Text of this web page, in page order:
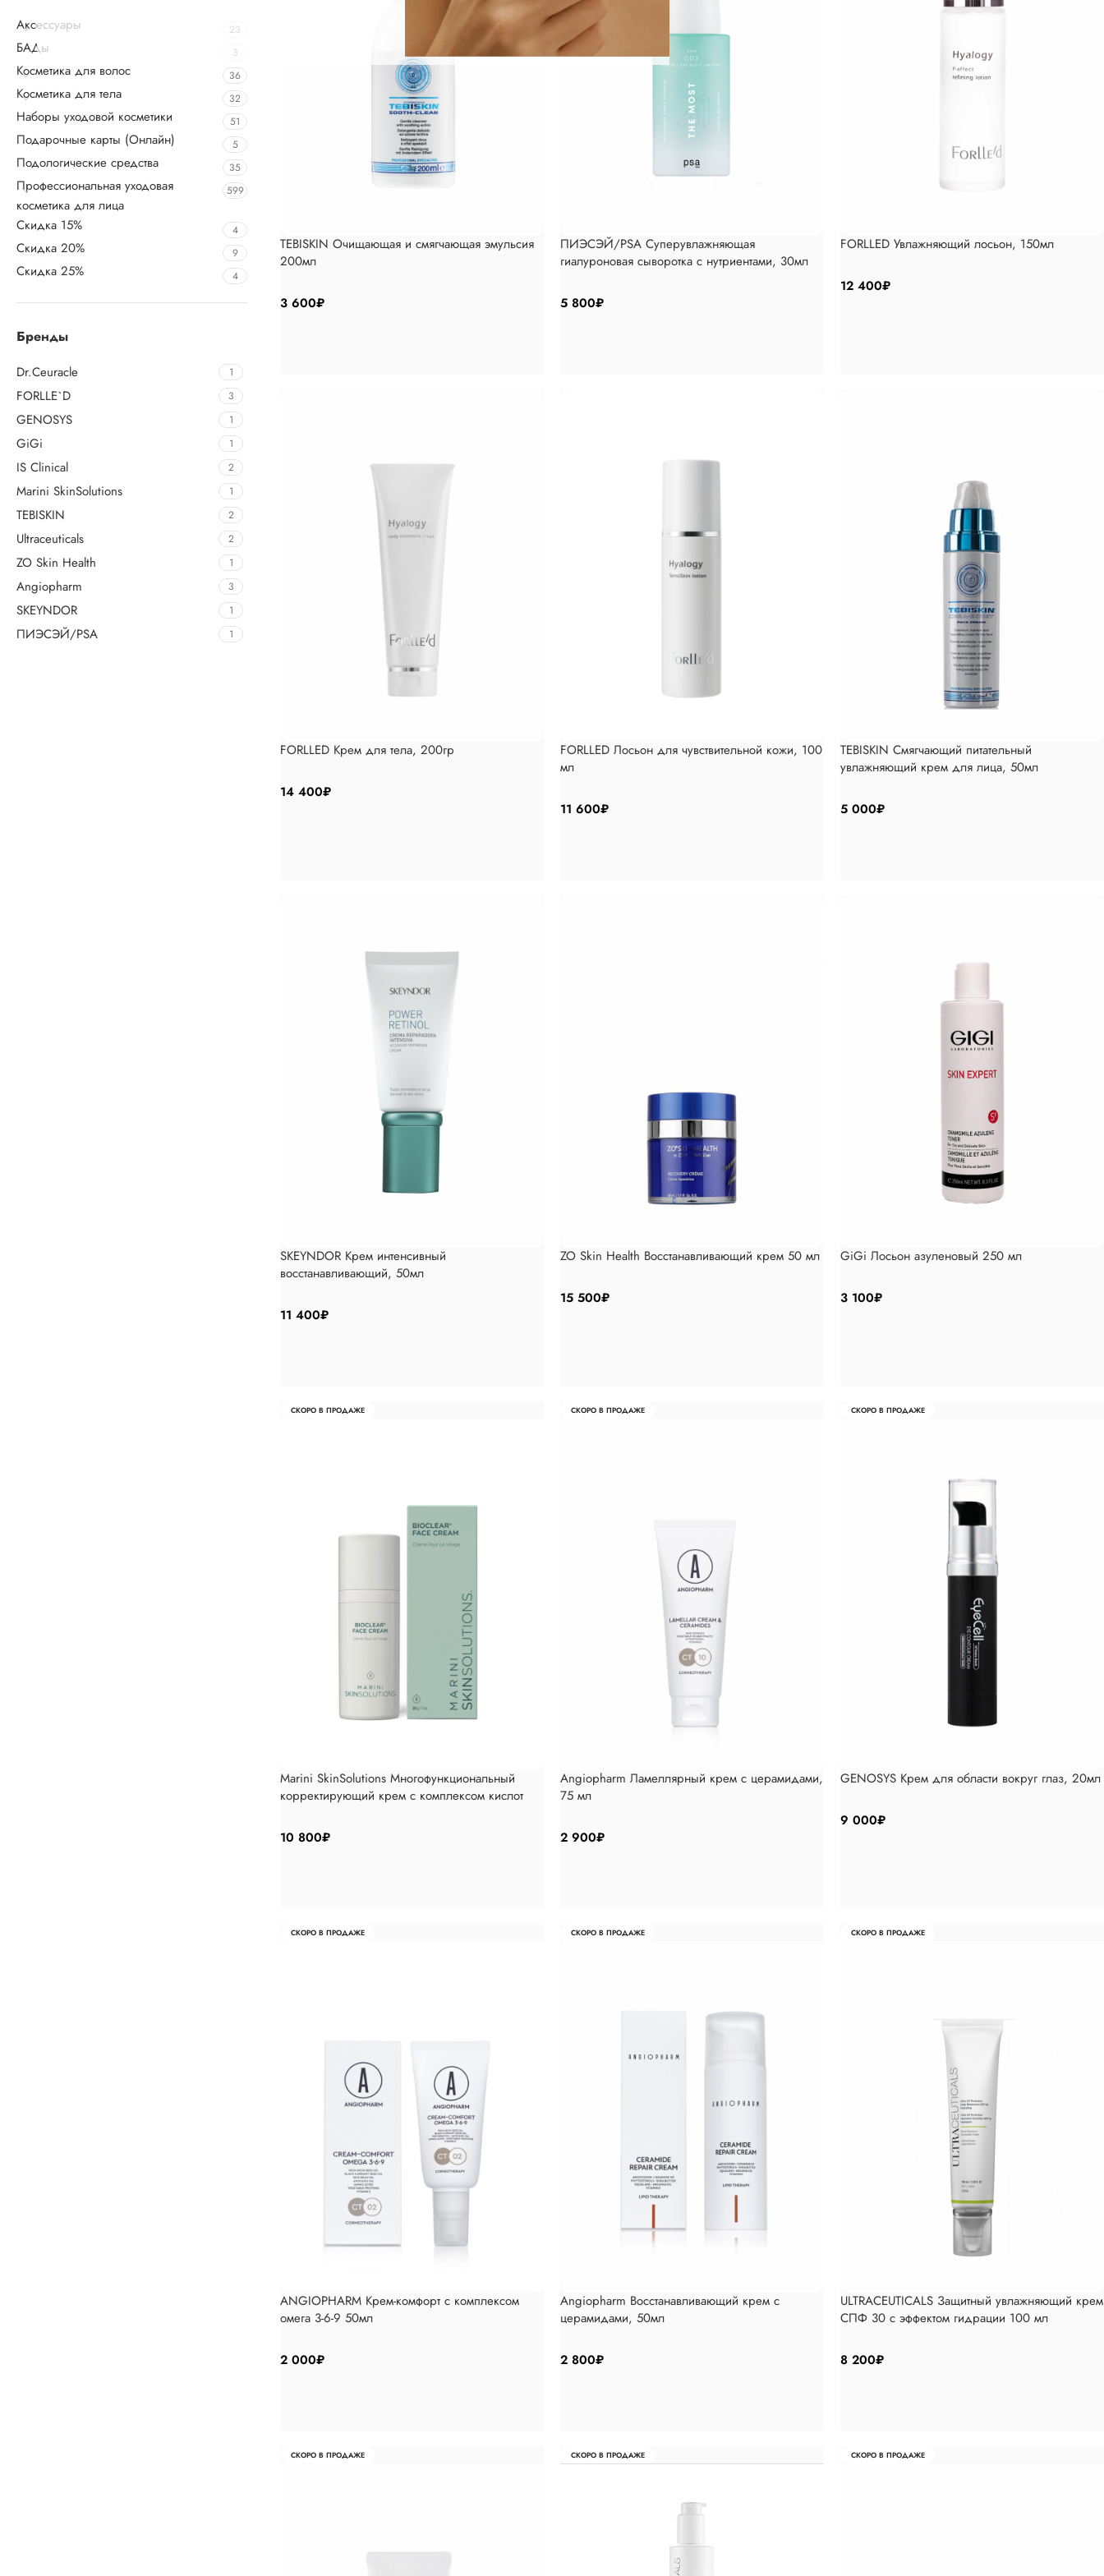
Аксессуары 23
БАДы 3
Косметика для волос 36
Косметика для тела 32
Наборы уходовой косметики 51
Подарочные карты (Онлайн) 5
Подологические средства 35
Профессиональная уходовая
косметика для лица
599
Скидка 15% 4
Скидка 20% 9
Скидка 25% 4
Бренды
Dr.Ceuracle 1
FORLLE`D 3
GENOSYS 1
GiGi 1
IS Clinical 2
Marini SkinSolutions 1
TEBISKIN 2
Ultraceuticals 2
ZO Skin Health 1
Angiopharm 3
SKEYNDOR 1
ПИЭСЭЙ/PSA 1
TEBISKIN Очищающая и смягчающая эмульсия
200мл
3 600₽
ПИЭСЭЙ/PSA Суперувлажняющая
гиалуроновая сыворотка с нутриентами, 30мл
5 800₽
FORLLED Увлажняющий лосьон, 150мл
12 400₽
FORLLED Крем для тела, 200гр
14 400₽
FORLLED Лосьон для чувствительной кожи, 100
мл
11 600₽
TEBISKIN Смягчающий питательный
увлажняющий крем для лица, 50мл
5 000₽
SKEYNDOR Крем интенсивный
восстанавливающий, 50мл
11 400₽
ZO Skin Health Восстанавливающий крем 50 мл
15 500₽
GiGi Лосьон азуленовый 250 мл
3 100₽
СКОРО В ПРОДАЖЕ
Marini SkinSolutions Многофункциональный
корректирующий крем с комплексом кислот
10 800₽
СКОРО В ПРОДАЖЕ
Angiopharm Ламеллярный крем с церамидами,
75 мл
2 900₽
СКОРО В ПРОДАЖЕ
GENOSYS Крем для области вокруг глаз, 20мл
9 000₽
СКОРО В ПРОДАЖЕ
ANGIOPHARM Крем-комфорт с комплексом
омега 3-6-9 50мл
2 000₽
СКОРО В ПРОДАЖЕ
Angiopharm Восстанавливающий крем с
церамидами, 50мл
2 800₽
СКОРО В ПРОДАЖЕ
ULTRACEUTICALS Защитный увлажняющий крем
СПФ 30 с эффектом гидрации 100 мл
8 200₽
СКОРО В ПРОДАЖЕ СКОРО В ПРОДАЖЕ СКОРО В ПРОДАЖЕ